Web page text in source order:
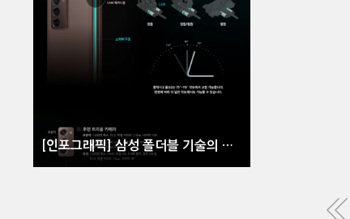
[인포그래픽] 삼성 폴더블 기술의 집약체, 갤럭시 Z 폴드2